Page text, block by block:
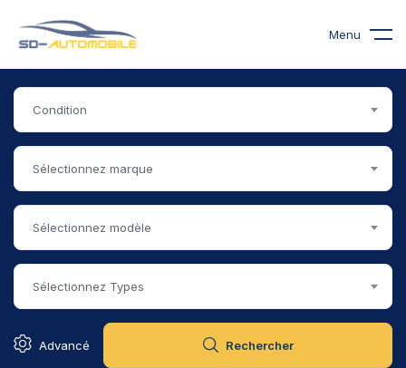
Menu
Condition
Sélectionnez marque
Sélectionnez modèle
Sélectionnez Types
Advancé Rechercher